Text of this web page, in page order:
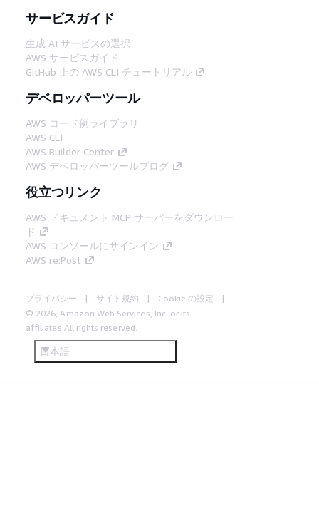
サービスガイド
生成 AI サービスの選択
AWS サービスガイド
GitHub 上の AWS CLI チュートリアル
デベロッパーツール
AWS コード例ライブラリ
AWS CLI
AWS Builder Center
AWS デベロッパーツールブログ
役立つリンク
AWS ドキュメント MCP サーバーをダウンロー
ド
AWS コンソールにサインイン
AWS re:Post
プライバシー サイト規約
Cookie の設定
© 2026, Amazon Web Services, Inc. or its
affiliates.All rights reserved.
日本語